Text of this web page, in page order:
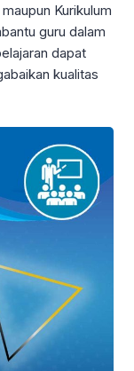
Kurikulum
guru dalam
dapat
kualitas